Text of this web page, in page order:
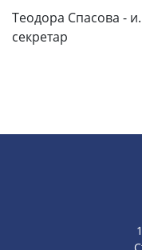
Теодора Спасова -
секретар